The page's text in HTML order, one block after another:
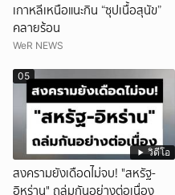
เกาหลีเหนือแนะกิน “ซุปเนื้อสุนัข”
คลายร้อน
WeR NEWS
วิดีโอ
05
สงครามยังเดือดไม่จบ! "สหรัฐ-
อิหร่าน" ถล่มกันอย่างต่อเนื่อง